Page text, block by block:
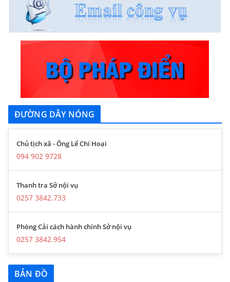
ĐƯỜNG DÂY NÓNG
Chủ tịch xã - Ông Lể Chí Hoại
094 902 9728
Thanh tra Sở nội vụ
0257 3842.733
Phòng Cải cách hành chính Sở nội vụ
0257 3842.954
BẢN ĐỒ